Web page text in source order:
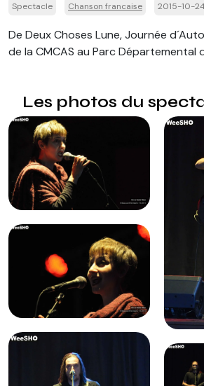
Spectacle Chanson francaise 2015-10-24
De Deux Choses Lune, Journée
de la CMCAS au Parc Départemental
Les photos du